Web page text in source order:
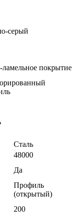
серый
покрытие
Сталь
48000
Да
Профиль
(открытый)
200